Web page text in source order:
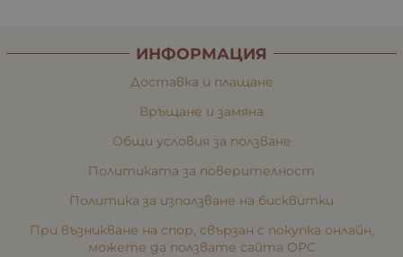
ИНФОРМАЦИЯ
Доставка и плащане
Връщане и замяна
Общи условия за ползване
Политиката за поверителност
Политика за използване на бисквитки
При възникване на спор, свързан с покупка онлайн,
можете да ползвате сайта ОРС